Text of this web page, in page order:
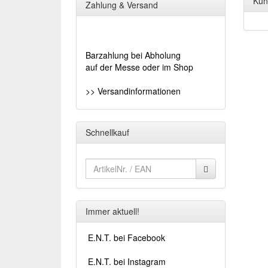
Zahlung & Versand
Barzahlung bei Abholung
auf der Messe oder im Shop
>> Versandinformationen
Schnellkauf
Immer aktuell!
E.N.T. bei Facebook
E.N.T. bei Instagram